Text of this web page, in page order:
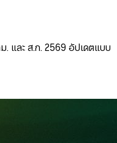
และ ส.ก. 2569 อัปเดตแบบ